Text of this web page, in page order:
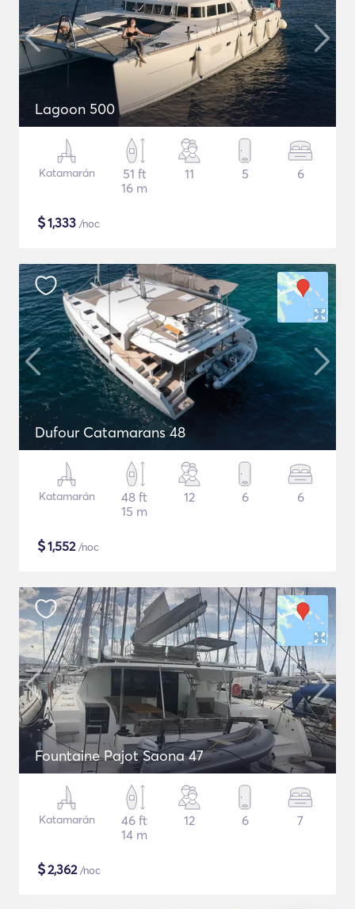
Lagoon 500
Katamarán
51 ft
16 m
11 5 6
$1,333 /noc
Dufour Catamarans 48
Katamarán
48 ft
15 m
12 6 6
$1,552/noc
Fountaine Pajot Saona 47
Katamarán
46 ft
14 m
12 6 7
$2,362/noc